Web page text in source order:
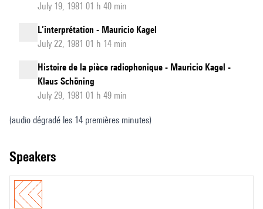
July 19, 1981 01 h 40 min
L’interprétation - Mauricio Kagel
July 22, 1981 01 h 14 min
Histoire de la pièce radiophonique - Mauricio Kagel -
Klaus Schöning
July 29, 1981 01 h 49 min
(audio dégradé les 14 premières minutes)
speakers